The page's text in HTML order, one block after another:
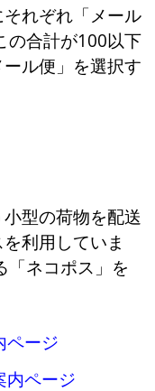
れぞれ「メール
の合計が100以下
ル便」を選択す
型の荷物を配送
利用していま
「ネコポス」を
ページ
内ページ